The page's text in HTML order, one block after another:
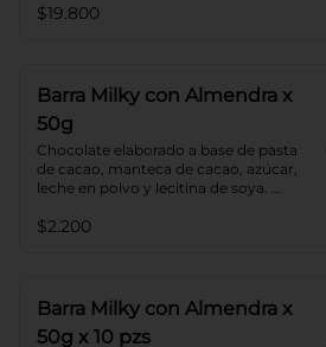
Porcentaje de Cacao: 40%
$19.800
Barra Milky con Almendra x
50g
Chocolate elaborado a base de pasta
de cacao, manteca de cacao, azúcar,
leche en polvo y lecitina de soya.
cacao: 40%.
$2.200
Barra Milky con Almendra x
50g x 10 pzs